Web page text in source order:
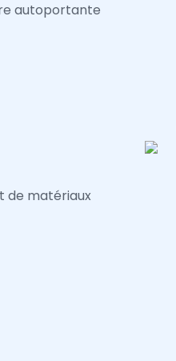
autoportante
de matériaux